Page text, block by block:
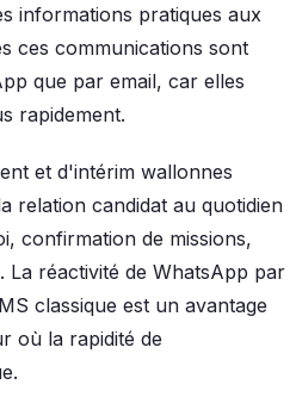
informations pratiques aux
ces communications sont
que par email, car elles
rapidement.
et d'intérim wallonnes
relation candidat au quotidien
confirmation de missions,
La réactivité de WhatsApp par
classique est un avantage
où la rapidité de